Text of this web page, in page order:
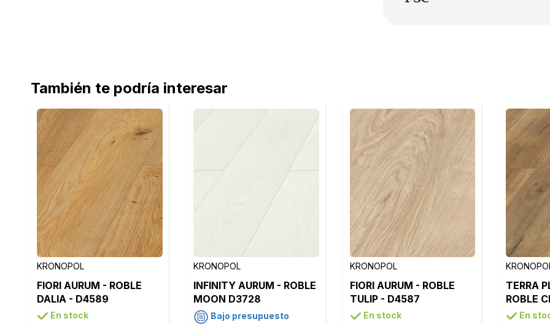
También te podría interesar
KRONOPOL
FIORI AURUM - ROBLE
DALIA - D4589
En stock
KRONOPOL
INFINITY AURUM - ROBLE
MOON D3728
Bajo presupuesto
KRONOPOL
FIORI AURUM - ROBLE
TULIP - D4587
En stock
TERRA
ROBLE
D4923
En